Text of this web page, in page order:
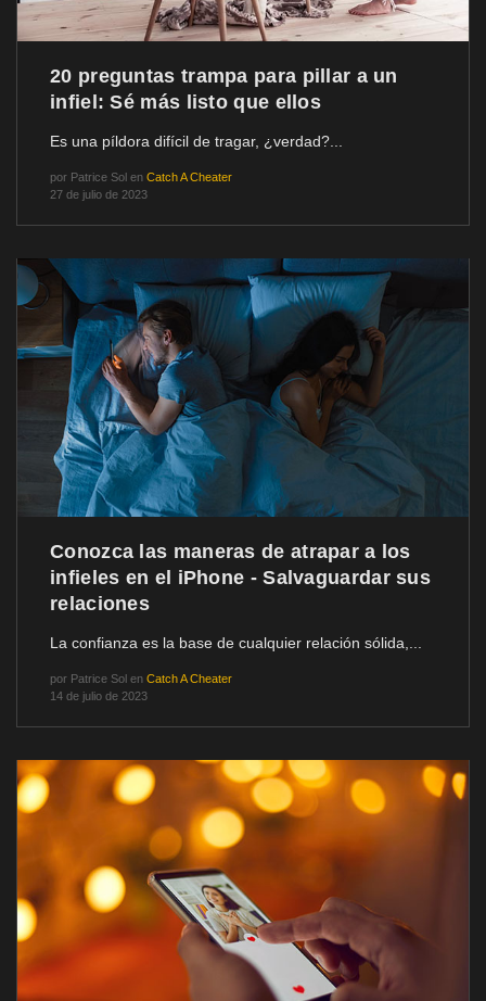
20 preguntas trampa para pillar a un
infiel: Sé más listo que ellos
Es una píldora difícil de tragar, ¿verdad?...
por Patrice Sol en Catch A Cheater
27 de julio de 2023
Conozca las maneras de atrapar a los
infieles en el iPhone - Salvaguardar sus
relaciones
La confianza es la base de cualquier relación sólida,...
por Patrice Sol en Catch A Cheater
14 de julio de 2023